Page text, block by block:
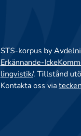
STS-korpus by
Erkännande-
lingvistik/. Tillstånd
Kontakta oss via